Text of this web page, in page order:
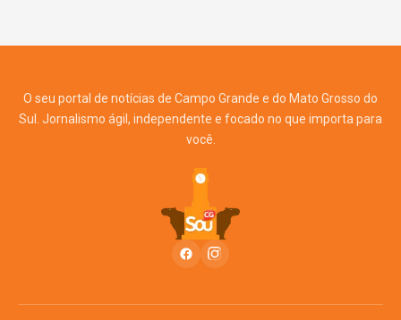
O seu portal de notícias de Campo Grande e do Mato Grosso do
Sul. Jornalismo ágil, independente e focado no que importa para
você.